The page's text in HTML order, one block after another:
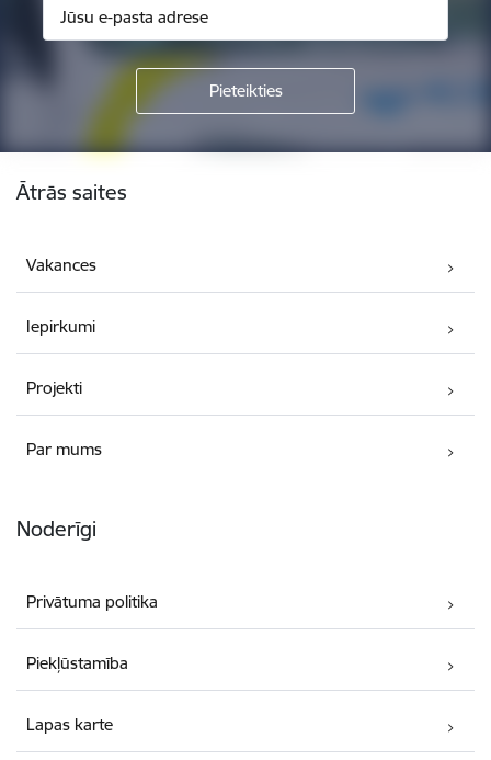
Ātrās saites
Vakances
Iepirkumi
Projekti
Par mums
Noderīgi
Privātuma politika
Piekļūstamība
Lapas karte